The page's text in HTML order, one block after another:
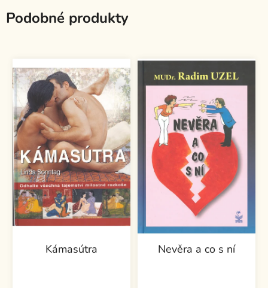
Podobné produkty
Kámasútra Nevěra a co s ní